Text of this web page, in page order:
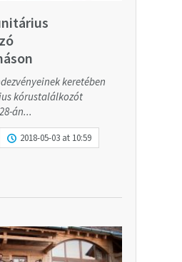
keretében
kórustalálkozót
án...
2018-05-03 at 10:59